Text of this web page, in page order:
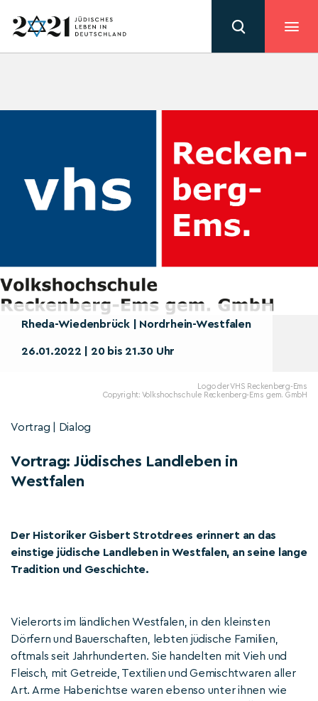
Rheda-Wiedenbrück | Nordrhein-Westfalen
26.01.2022 | 20 bis 21.30 Uhr
Logo der VHS Reckenberg-Ems
Copyright: Volkshochschule Reckenberg-Ems gem. GmbH
Vortrag | Dialog
Vortrag: Jüdisches Landleben in
Westfalen
Der Historiker Gisbert Strotdrees erinnert an das
einstige jüdische Landleben in Westfalen, an seine lange
Tradition und Geschichte.
Vielerorts im ländlichen Westfalen, in den kleinsten
Dörfern und Bauerschaften, lebten jüdische Familien,
oftmals seit Jahrhunderten. Sie handelten mit Vieh und
Fleisch, mit Getreide, Textilien und Gemischtwaren aller
Art. Arme Habenichtse waren ebenso unter ihnen wie